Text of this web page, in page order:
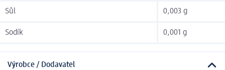
Sůl 0,003 g
Sodík 0,001 g
Výrobce / Dodavatel